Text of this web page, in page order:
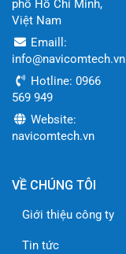
phố Hồ Chí Minh,
Việt Nam
Emaill:
info@navicomtech.vn
Hotline: 0966
569 949
Website:
navicomtech.vn
VỀ CHÚNG TÔI
Giới thiệu công ty
Tin tức